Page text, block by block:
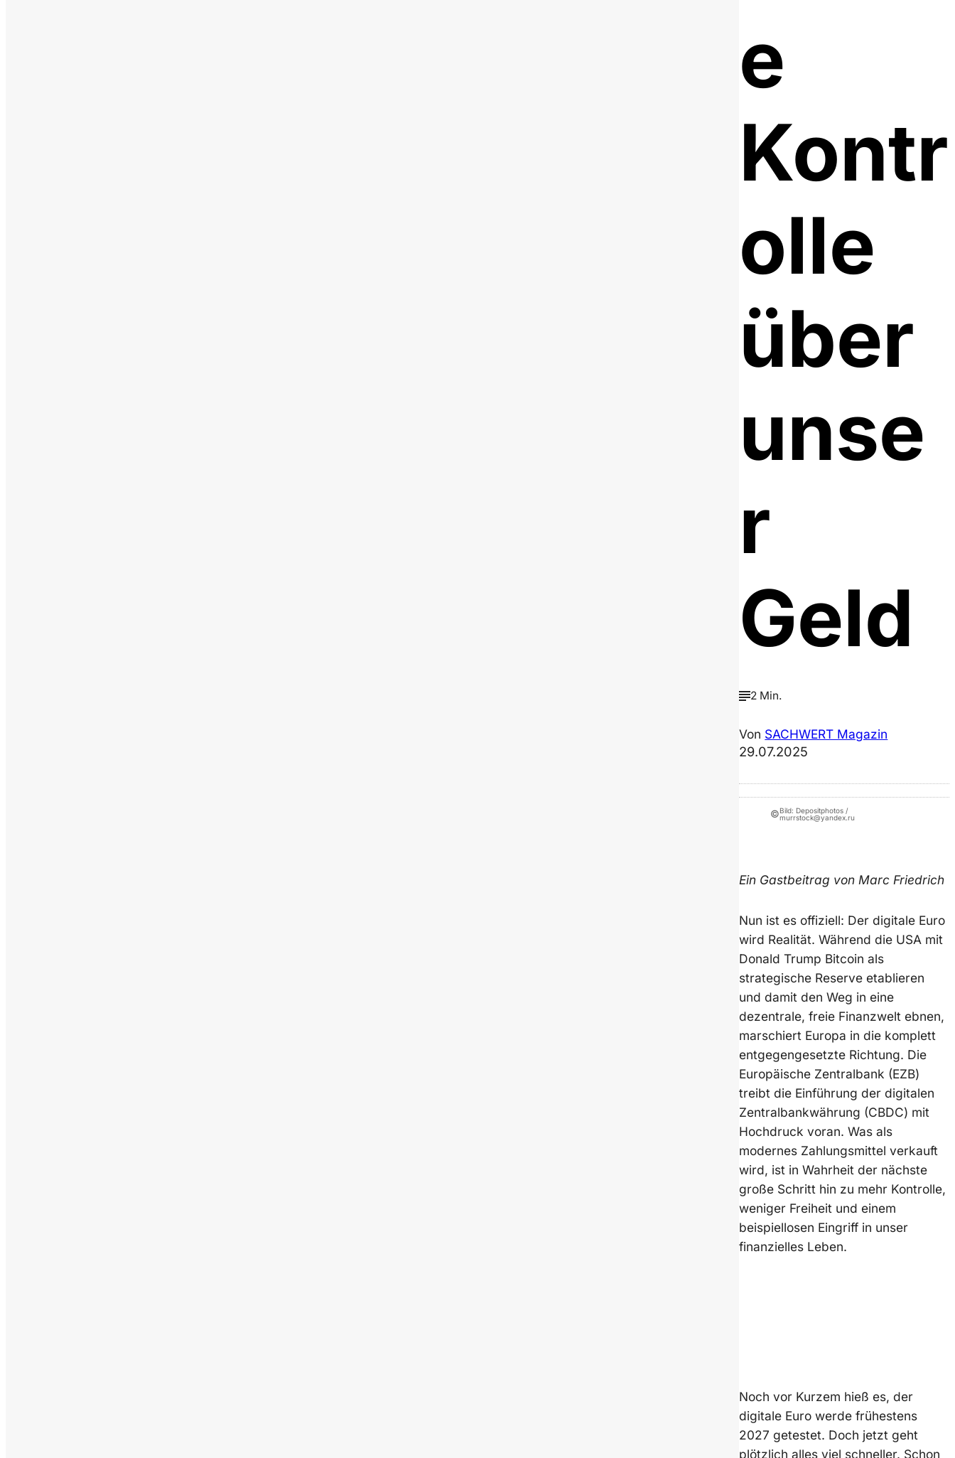
e
Kontr
olle
über
unse
r
Geld
2 Min.
Von SACHWERT Magazin
29.07.2025
©Bild: Depositphotos /
murrstock@yandex.ru
Ein Gastbeitrag von Marc Friedrich
Nun ist es offiziell: Der digitale Euro
wird Realität. Während die USA mit
Donald Trump Bitcoin als
strategische Reserve etablieren
und damit den Weg in eine
dezentrale, freie Finanzwelt ebnen,
marschiert Europa in die komplett
entgegengesetzte Richtung. Die
Europäische Zentralbank (EZB)
treibt die Einführung der digitalen
Zentralbankwährung (CBDC) mit
Hochdruck voran. Was als
modernes Zahlungsmittel verkauft
wird, ist in Wahrheit der nächste
große Schritt hin zu mehr Kontrolle,
weniger Freiheit und einem
beispiellosen Eingriff in unser
finanzielles Leben.
Noch vor Kurzem hieß es, der
digitale Euro werde frühestens
2027 getestet. Doch jetzt geht
plötzlich alles viel schneller. Schon